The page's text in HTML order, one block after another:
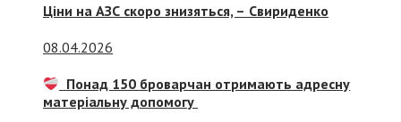
Ціни на АЗС скоро знизяться, – Свириденко
08.04.2026
Понад 150 броварчан отримають адресну
матеріальну допомогу